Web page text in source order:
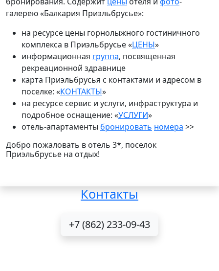
галерею «Балкария Приэльбрусье»:
на ресурсе цены горнолыжного гостиничного
комплекса в Приэльбрусье «ЦЕНЫ»
информационная группа, посвященная
рекреационной здравнице
карта Приэльбрусья с контактами и адресом в
поселке: «КОНТАКТЫ»
на ресурсе сервис и услуги, инфраструктура и
подробное оснащение: «УСЛУГИ»
отель-апартаменты бронировать номера >>
Добро пожаловать в отель 3*, поселок
Приэльбрусье на отдых!
Контакты
+7 (862) 233-09-43